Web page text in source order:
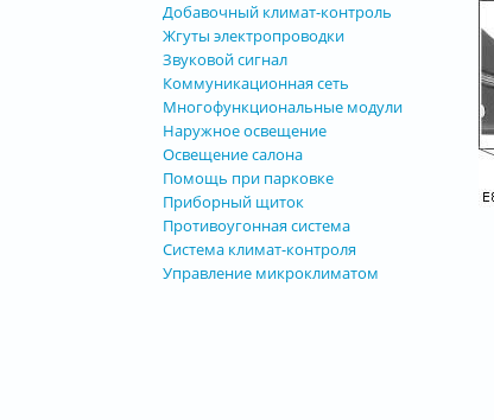
Добавочный климат-контроль
Жгуты электропроводки
Звуковой сигнал
Коммуникационная сеть
Многофункциональные модули
Наружное освещение
Освещение салона
Помощь при парковке
Приборный щиток
Противоугонная система
Система климат-контроля
Управление микроклиматом